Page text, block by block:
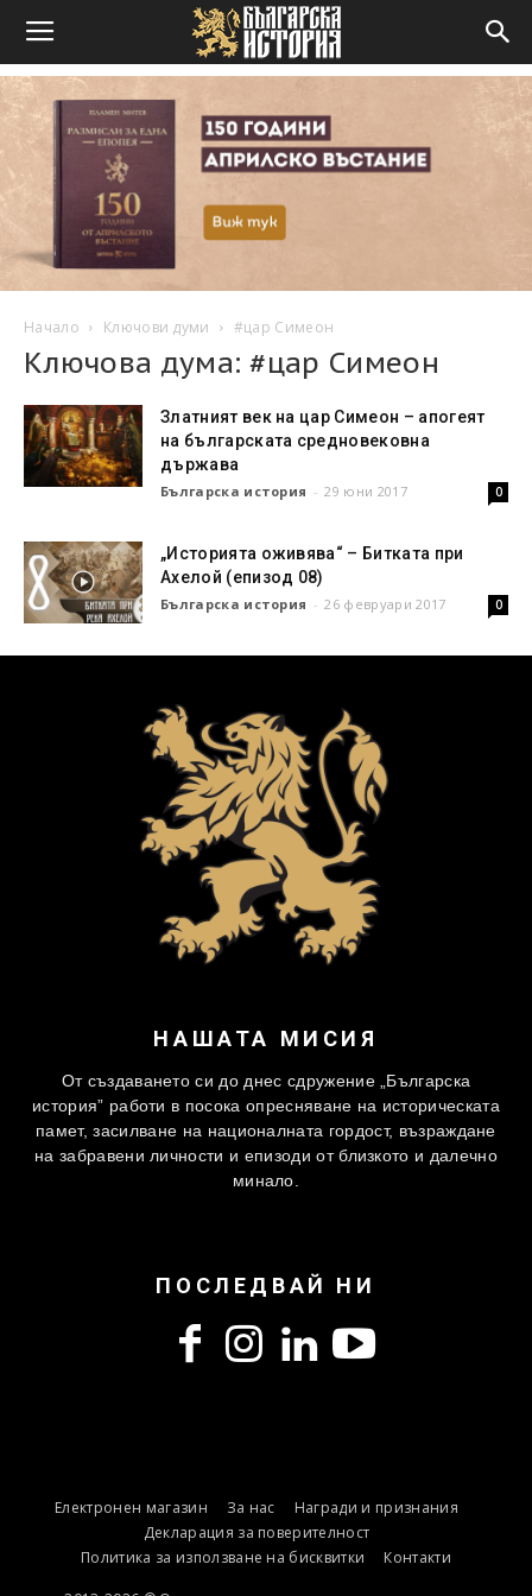
Начало Ключови думи #цар Симеон
Ключова дума: #цар Симеон
Златният век на цар Симеон – апогеят
на българската средновековна
държава
Българска история - 29 юни 2017 0
„Историята оживява“ – Битката при
Ахелой (епизод 08)
Българска история - 26 февруари 2017 0
НАШАТА МИСИЯ
От създаването си до днес сдружение „Българска
история” работи в посока опресняване на историческата
памет, засилване на националната гордост, възраждане
на забравени личности и епизоди от близкото и далечно
минало.
ПОСЛЕДВАЙ НИ
Електронен магазин За нас
Награди и признания
Декларация за поверителност
Политика за използване на бисквитки
Контакти